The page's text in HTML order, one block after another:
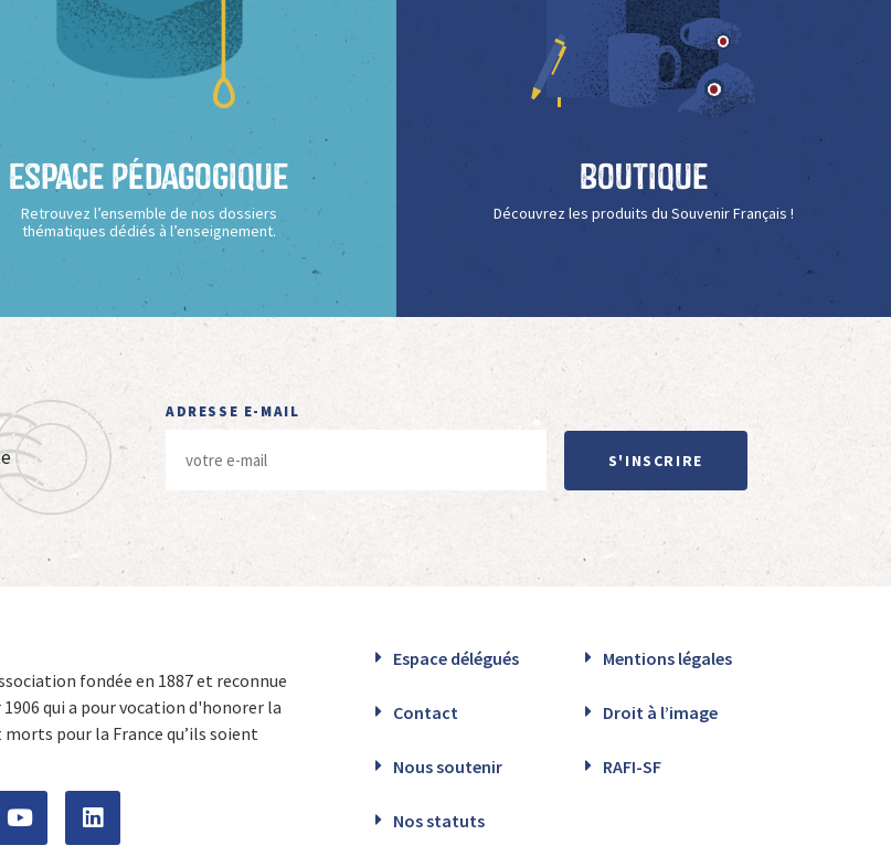
Espace Pédagogique
Retrouvez l’ensemble de nos dossiers
thématiques dédiés à l’enseignement.
Boutique
Découvrez les produits du Souvenir Français !
ADRESSE E-MAIL
S'INSCRIRE
fondée en 1887 et reconnue
qui a pour vocation d'honorer la
pour la France qu’ils soient
Espace délégués Mentions légales
Contact Droit à l’image
Nous soutenir RAFI-SF
Nos statuts